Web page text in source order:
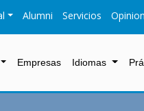
Alumni Servicios
Empresas Idiomas